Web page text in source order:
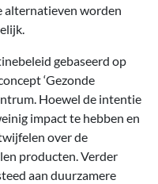
alternatieven worden
gebaseerd op
‘Gezonde
Hoewel de intentie
impact te hebben en
over de
producten. Verder
aan duurzamere